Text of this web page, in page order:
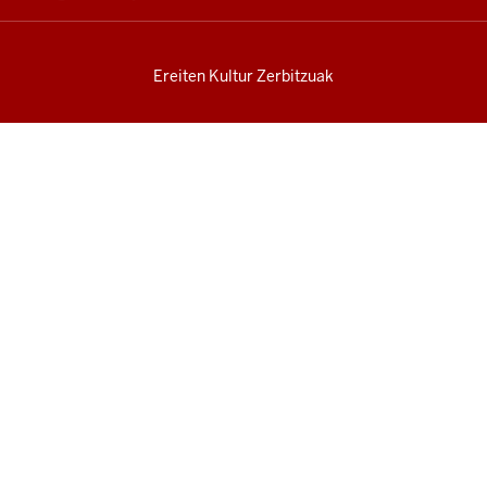
Ereiten Kultur Zerbitzuak